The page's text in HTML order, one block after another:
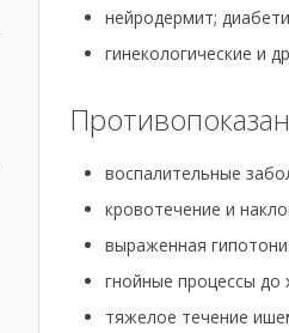
нейродермит;
гинекологические и
воспалительные
кровотечение и
выраженная
гнойные процессы до
тяжелое течение